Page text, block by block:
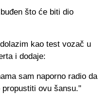
što će biti dio
kao test vozač u
i dodaje:
sam naporno radio da
ovu šansu."